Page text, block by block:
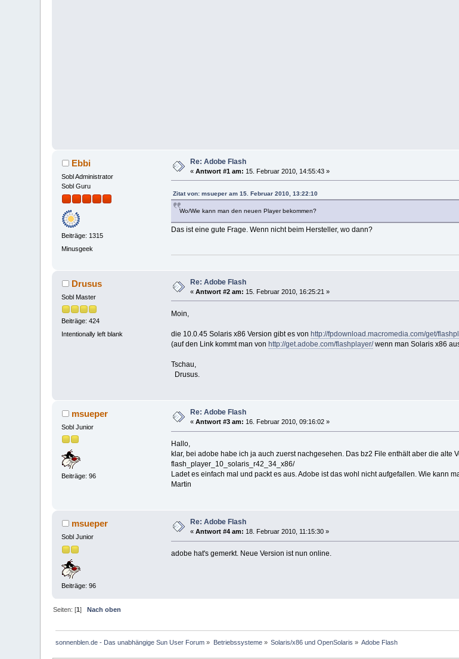
Ebbi
Sobl Administrator
Sobl Guru
Beiträge: 1315
Minusgeek
Re: Adobe Flash
«Antwort #1 am: 15. Februar 2010, 14:55:43 »
Zitat von: msueper am 15. Februar 2010, 13:22:10
Wo/Wie kann man den neuen Player bekommen?
Das ist eine gute Frage. Wenn nicht beim Hersteller, wo dann?
Drusus
Sobl Master
Beiträge: 424
Intentionally left blank
Re: Adobe Flash
«Antwort #2 am: 15. Februar 2010, 16:25:21 »
Moin,
die 10.0.45 Solaris x86 Version gibt es von http://fpdownload.macromedia.com/get/
(auf den Link kommt man von http://get.adobe.com/flashplayer/wenn man Solaris x86
Tschau,
Drusus.
msueper
Sobl Junior
Beiträge: 96
Re: Adobe Flash
«Antwort #3 am: 16. Februar 2010, 09:16:02 »
Hallo,
klar, bei adobe habe ich ja auch zuerst nachgesehen. Das bz2 File enthält aber die alte
flash_player_10_solaris_r42_34_x86/
Ladet es einfach mal und packt es aus. Adobe ist das wohl nicht aufgefallen. Wie kann
Martin
msueper
Sobl Junior
Beiträge: 96
Re: Adobe Flash
«Antwort #4 am: 18. Februar 2010, 11:15:30 »
adobe hat's gemerkt. Neue Version ist nun online.
Seiten: [1]Nach oben
sonnenblen.de - Das unabhängige Sun User Forum » Betriebssysteme» Solaris/x86 und OpenSolaris » Adobe Flash